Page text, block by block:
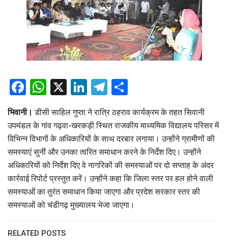
Facebook
WhatsApp
X LinkedIn
Telegram
भिवानी। डीसी साहिल गुप्ता ने रात्रि ठहराव कार्यक्रम के तहत सिवानी
उपमंडल के गांव गढ़वा-खरकड़ी स्थित राजकीय माध्यमिक विद्यालय परिसर में
विभिन्न विभागों के अधिकारियों के साथ दरबार लगाया। उन्होंने ग्रामीणों की
समस्याएं सुनीं और उनका त्वरित समाधान करने के निर्देश दिए। उन्होंने
अधिकारियों को निर्देश दिए वे नागरिकों की समस्याओं पर दो सप्ताह के अंदर
कार्रवाई रिपोर्ट प्रस्तुत करें। उन्होंने कहा कि जिला स्तर पर हल होने वाली
समस्याओं का तुरंत समाधान किया जाएगा और प्रदेश सरकार स्तर की
समस्याओं को चंडीगढ़ मुख्यालय भेजा जाएगा।
RELATED POSTS